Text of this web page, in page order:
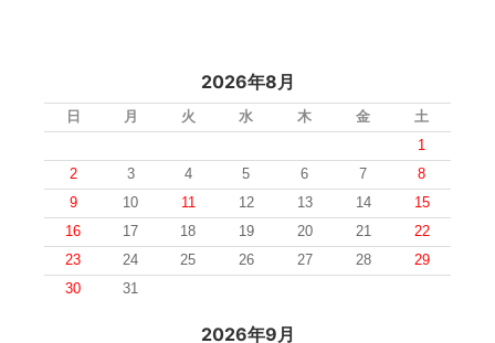
2026年8月
日 月 火 水 木 金
土
1
2
3 4 5 6 7
8
9
10 11 12 13 14
15
16
17 18 19 20 21
22
23
24 25 26 27 28
29
30
31
2026年9月